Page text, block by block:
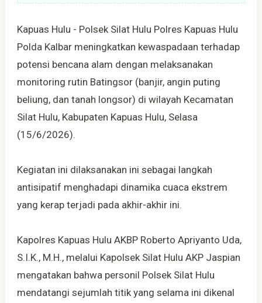
Kapuas Hulu - Polsek Silat Hulu Polres Kapuas Hulu
Polda Kalbar meningkatkan kewaspadaan terhadap
potensi bencana alam dengan melaksanakan
monitoring rutin Batingsor (banjir, angin puting
beliung, dan tanah longsor) di wilayah Kecamatan
Silat Hulu, Kabupaten Kapuas Hulu, Selasa
(15/6/2026).
Kegiatan ini dilaksanakan ini sebagai langkah
antisipatif menghadapi dinamika cuaca ekstrem
yang kerap terjadi pada akhir-akhir ini.
Kapolres Kapuas Hulu AKBP Roberto Apriyanto Uda,
S.I.K., M.H., melalui Kapolsek Silat Hulu AKP Jaspian
mengatakan bahwa personil Polsek Silat Hulu
mendatangi sejumlah titik yang selama ini dikenal